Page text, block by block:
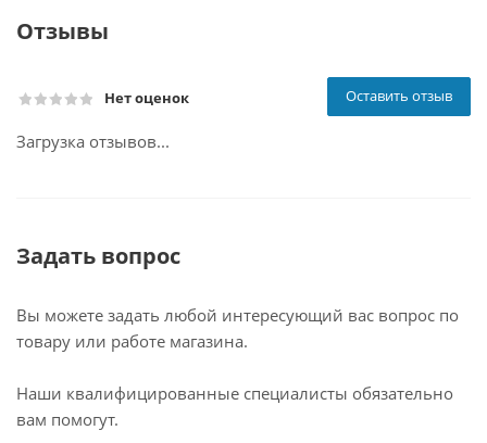
Отзывы
Нет оценок Оставить отзыв
Загрузка отзывов...
Задать вопрос
Вы можете задать любой интересующий вас вопрос по
товару или работе магазина.
Наши квалифицированные специалисты обязательно
вам помогут.